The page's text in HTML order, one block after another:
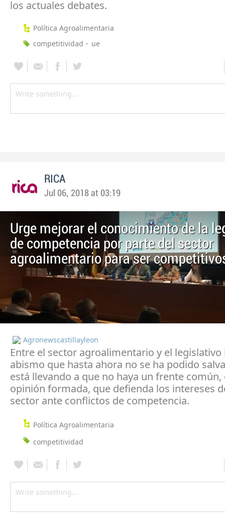
los actuales debates.
Política Agroalimentaria
competitividad
ue
RICA
Jul 06, 2018 at 03:19
Urge mejorar el conocimiento de la
de competencia por parte del sector
agroalimentario para ser
Agronewscastillayleon
Entre el sector agroalimentario y el legislativo
abismo que hasta ahora no se ha podido
está llevando a que no haya un frente común,
opinión formada, que defienda los intereses
sector ante conflictos de competencia.
Política Agroalimentaria
competitividad